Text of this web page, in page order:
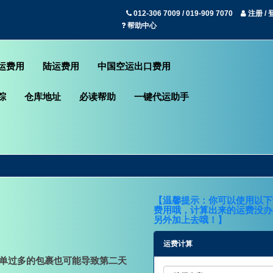
012-306 7009 / 019-909 7070
注册 /
帮助中心
费用 陆运费用 中国空运出口费用
仓库地址 必读帮助 一键代运助手
过多的包裹也可能导致第二天
【温馨提示：你可以使用以
费用哦，计算出来的运费没
另外加上去哦！】
运费计算